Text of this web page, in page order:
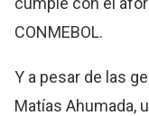
CONMEBOL.
Y a pesar de las
Matías Ahumada,